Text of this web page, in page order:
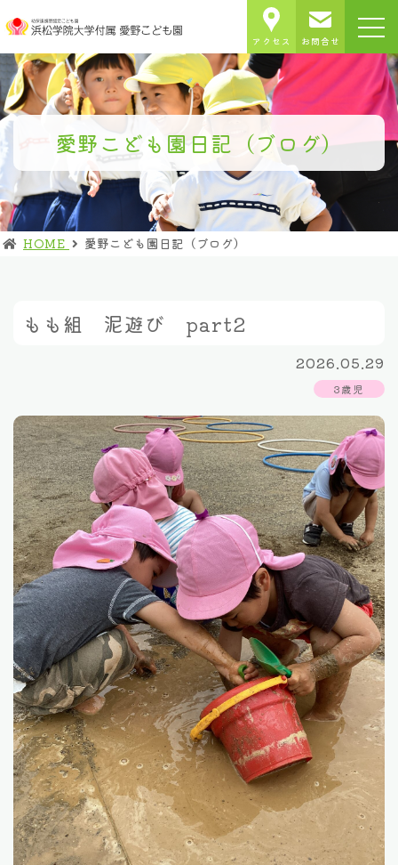
アクセス お問合せ
愛野こども園日記（ブログ）
HOME 愛野こども園日記（ブログ）
もも組 泥遊び part2
2026.05.29
3歳児